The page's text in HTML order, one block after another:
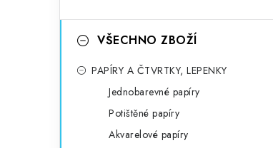
VŠECHNO ZBOŽÍ
PAPÍRY A ČTVRTKY, LEPENKY
Jednobarevné papíry
Potištěné papíry
Akvarelové papíry